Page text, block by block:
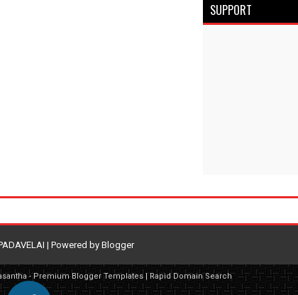
SUPPORT
| Powered by Blogger
-Premium Blogger Templates|Rapid Domain Search